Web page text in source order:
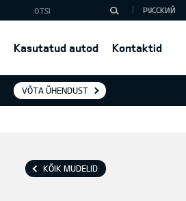
Kasutatud autod Kontaktid
РУССКИЙ
VÕTA ÜHENDUST
KÕIK MUDELID